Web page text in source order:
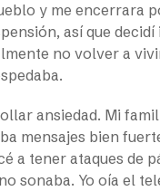
y me encerrara
así que decidí
no volver a
ansiedad. Mi
mensajes bien
a tener ataques de
sonaba. Yo oía el